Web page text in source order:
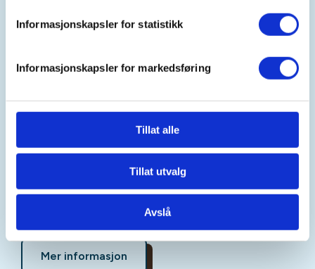
Informasjonskapsler for statistikk
Informasjonskapsler for markedsføring
Tillat alle
Tillat utvalg
Avslå
opp i lia til Gullbekkbakken hvor vi hygger oss med
"Krekarbakken" og siste biten ned til Barkvegen.
Turen er kort, totalt ca. 4 km. Det er stigning opp til
Gullbekkbakken men turen passer for de fleste,
også barn.
Ta med litt mat og drikke. Det blir mulig å grille
medbrakt pølse på bålet.
Turleder: Anne Maren Gaarder
Mer informasjon